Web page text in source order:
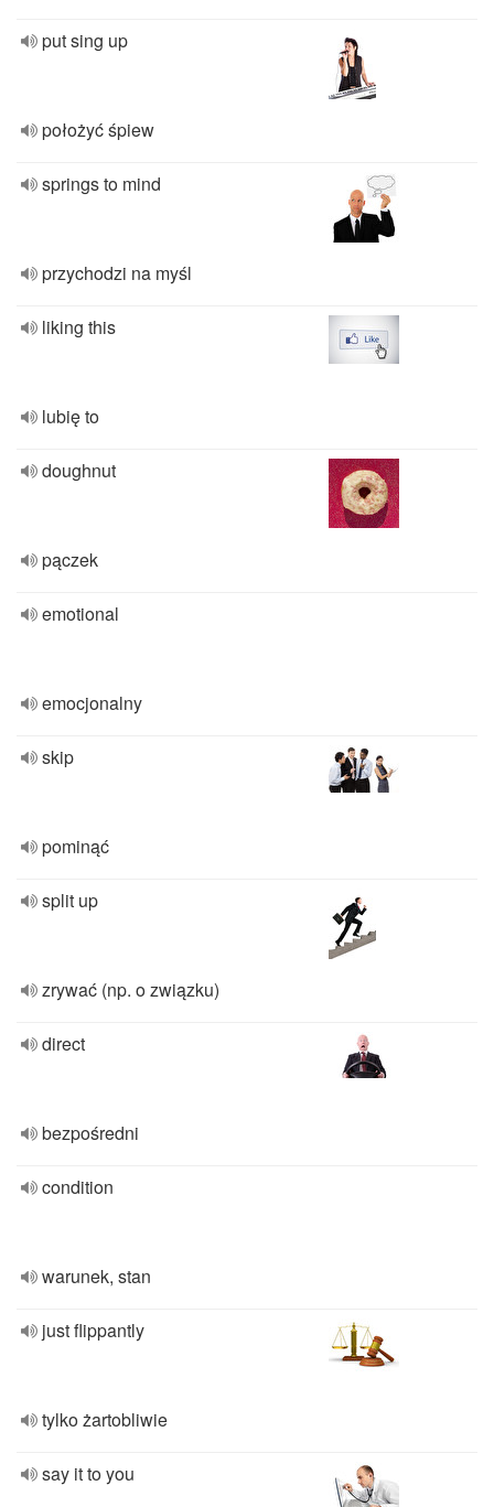
put sing up
położyć śpiew
springs to mind
przychodzi na myśl
liking this
lubię to
doughnut
pączek
emotional
emocjonalny
skip
pominąć
split up
zrywać (np. o związku)
direct
bezpośredni
condition
warunek, stan
just flippantly
tylko żartobliwie
say it to you